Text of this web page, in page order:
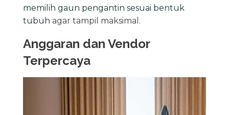
memilih gaun pengantin sesuai bentuk
tubuh agar tampil maksimal.
Anggaran dan Vendor
Terpercaya